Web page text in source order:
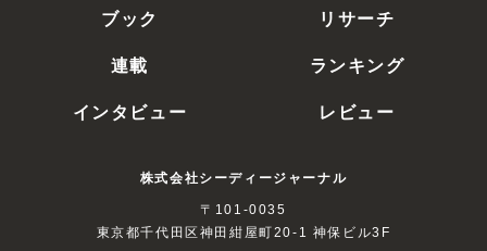
ブック
リサーチ
連載
ランキング
インタビュー
レビュー
株式会社シーディージャーナル
〒101-0035
東京都千代田区神田紺屋町20-1 神保ビル3F